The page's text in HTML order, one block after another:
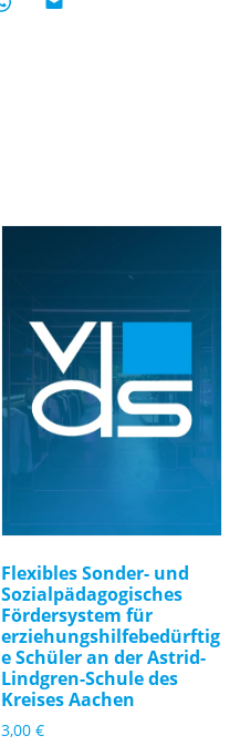
Flexibles Sonder- und
Sozialpädagogisches
Fördersystem für
erziehungshilfebedürftig
e Schüler an der Astrid-
Lindgren-Schule des
Kreises Aachen
3,00€